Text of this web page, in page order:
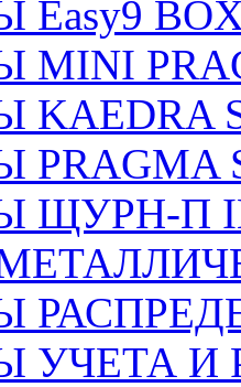
BOX
ЩУРН-П
УЧЕТА И